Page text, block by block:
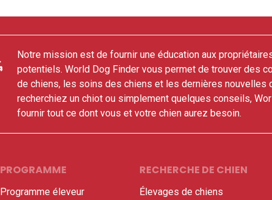
Notre mission est de fournir une éducation aux
potentiels. World Dog Finder vous permet de trouver des
de chiens, les soins des chiens et les dernières nouvelles
recherchiez un chiot ou simplement quelques conseils,
fournir tout ce dont vous et votre chien aurez besoin.
PROGRAMME
Programme éleveur
RECHERCHE DE CHIEN
Élevages de chiens